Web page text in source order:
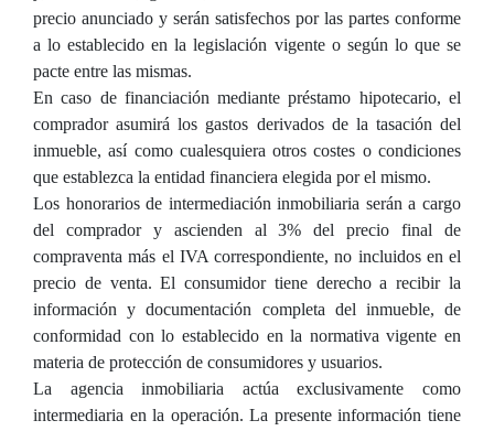
precio anunciado y serán satisfechos por las partes conforme
a lo establecido en la legislación vigente o según lo que se
pacte entre las mismas.
En caso de financiación mediante préstamo hipotecario, el
comprador asumirá los gastos derivados de la tasación del
inmueble, así como cualesquiera otros costes o condiciones
que establezca la entidad financiera elegida por el mismo.
Los honorarios de intermediación inmobiliaria serán a cargo
del comprador y ascienden al 3% del precio final de
compraventa más el IVA correspondiente, no incluidos en el
precio de venta. El consumidor tiene derecho a recibir la
información y documentación completa del inmueble, de
conformidad con lo establecido en la normativa vigente en
materia de protección de consumidores y usuarios.
La agencia inmobiliaria actúa exclusivamente como
intermediaria en la operación. La presente información tiene